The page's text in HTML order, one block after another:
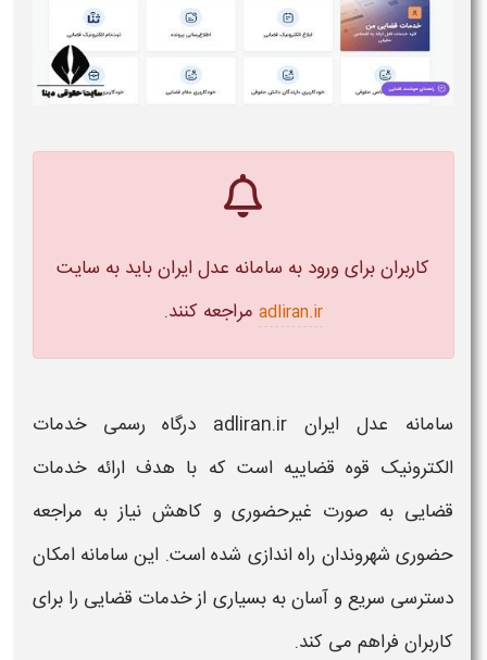
کاربران برایورود به سامانه عدل ایرانباید به سایت
adliran.ir مراجعه کنند.
سامانه عدل ایران adliran.ir درگاه رسمی خدمات
الکترونیک قوه قضاییه است که با هدف ارائه خدمات
قضایی به صورت غیرحضوری و کاهش نیاز به مراجعه
حضوری شهروندان راه اندازی شده است. این سامانه امکان
دسترسی سریع و آسان به بسیاری از خدمات قضایی را برای
کاربران فراهم می کند.